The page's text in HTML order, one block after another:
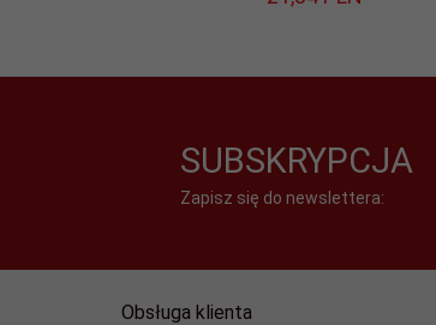
SUBSKRYPCJA
Zapisz się do newslettera:
Obsługa klienta